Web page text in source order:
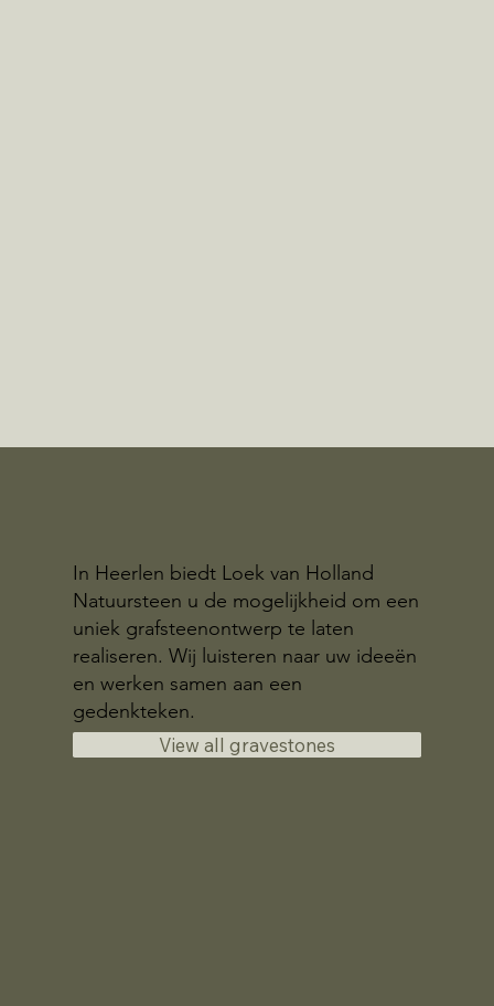
In Heerlen biedt Loek van Holland
Natuursteen u de mogelijkheid om een
uniek grafsteenontwerp te laten
realiseren. Wij luisteren naar uw ideeën
en werken samen aan een
gedenkteken.
View all gravestones